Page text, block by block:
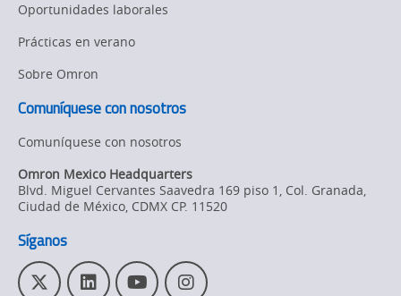
Oportunidades laborales
Prácticas en verano
Sobre Omron
Comuníquese con nosotros
Comuníquese con nosotros
Omron Mexico Headquarters
Blvd. Miguel Cervantes Saavedra 169 piso 1, Col. Granada,
Ciudad de México, CDMX CP. 11520
Síganos
T L Y I